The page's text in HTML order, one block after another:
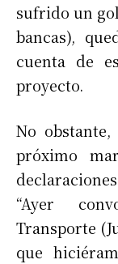
sufrido un
bancas),
cuenta de
proyecto.
No
próximo
“Ayer
Transporte
que